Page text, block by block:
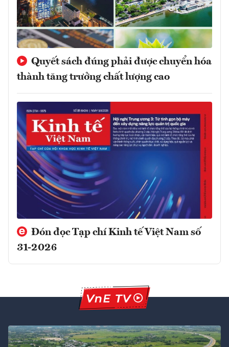
Quyết sách đúng phải được chuyển hóa
thành tăng trưởng chất lượng cao
Đón đọc Tạp chí Kinh tế Việt Nam số
31-2026